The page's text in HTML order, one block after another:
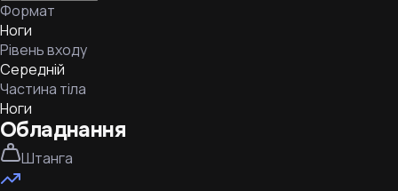
Формат
Ноги
Рівень входу
Середній
Частина тіла
Ноги
Обладнання
Штанга